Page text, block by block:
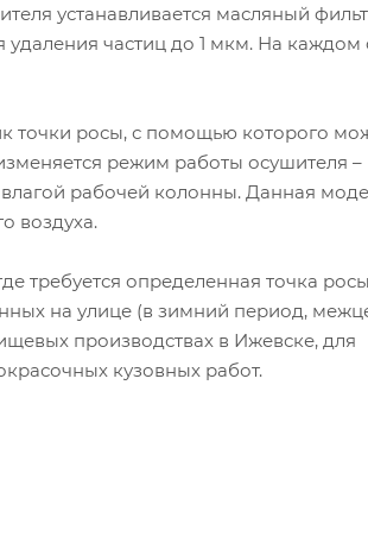
устанавливается масляный
частиц до 1 мкм. На каждом
точки росы, с помощью которого
режим работы осушителя –
рабочей колонны. Данная
воздуха.
требуется определенная точка
на улице (в зимний период,
производствах в Ижевске, для
кузовных работ.